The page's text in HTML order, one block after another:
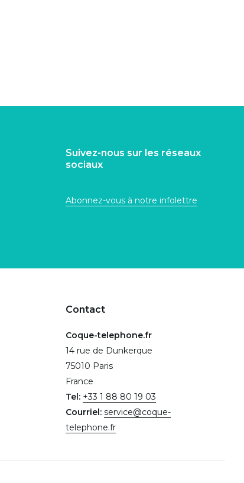
Suivez-nous sur les réseaux
sociaux
Abonnez-vous à notre infolettre
Contact
Coque-telephone.fr
14 rue de Dunkerque
75010 Paris
France
Tel: +33 1 88 80 19 03
Courriel: service@coque-
telephone.fr